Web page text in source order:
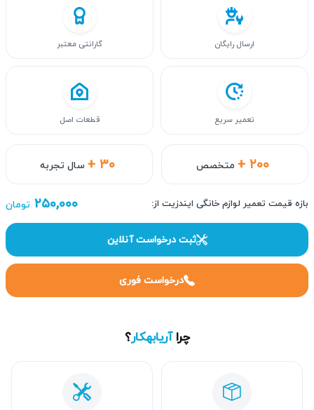
+ ۲۰۰ متخصص + ۳۰ سال تجربه
ارسال رایگان گارانتی معتبر
تعمیر سریع قطعات اصل
بازه قیمت تعمیر لوازم خانگی ایندزیت از: ۲۵۰,۰۰۰ تومان
ثبت درخواست آنلاین
درخواست فوری
چراآریابهکار؟